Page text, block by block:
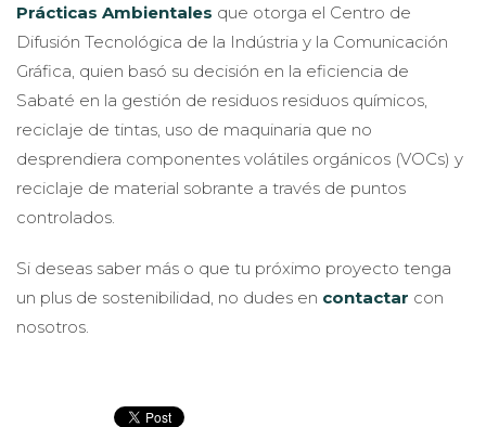
Prácticas Ambientales que otorga el Centro de
Difusión Tecnológica de la Indústria y la Comunicación
Gráfica, quien basó su decisión en la eficiencia de
Sabaté en la gestión de residuos residuos químicos,
reciclaje de tintas, uso de maquinaria que no
desprendiera componentes volátiles orgánicos (VOCs) y
reciclaje de material sobrante a través de puntos
controlados.
Si deseas saber más o que tu próximo proyecto tenga
un plus de sostenibilidad, no dudes en contactar con
nosotros.